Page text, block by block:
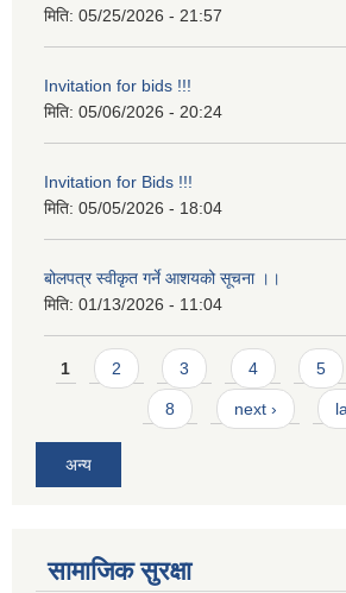
मिति: 05/25/2026 - 21:57
Invitation for bids !!!
मिति: 05/06/2026 - 20:24
Invitation for Bids !!!
मिति: 05/05/2026 - 18:04
बोलपत्र स्वीकृत गर्ने आशयको सूचना ।।
मिति: 01/13/2026 - 11:04
Pages
1 2 3 4 5
8 next ›
अन्य
सामाजिक सुरक्षा